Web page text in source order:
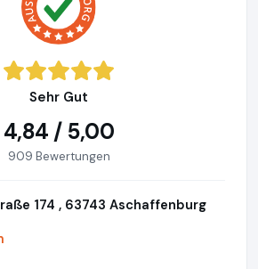
Sehr Gut
4,84 / 5,00
909 Bewertungen
174 , 63743 Aschaffenburg